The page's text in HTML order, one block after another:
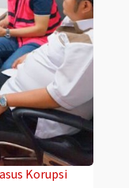
Korupsi